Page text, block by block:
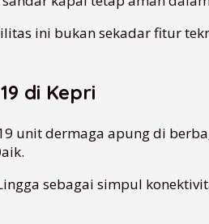
ini bukan sekadar fitur
di Kepri
unit dermaga apung di
sebagai simpul